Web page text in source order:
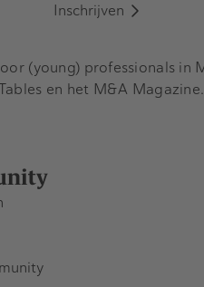
Inschrijven
(young) professionals in
en het M&A Magazine.